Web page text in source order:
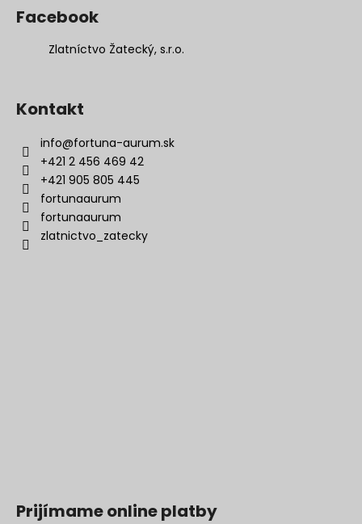
Facebook
Zlatníctvo Žatecký, s.r.o.
Kontakt
info@fortuna-aurum.sk
+421 2 456 469 42
+421 905 805 445
fortunaaurum
fortunaaurum
zlatnictvo_zatecky
Prijímame online platby